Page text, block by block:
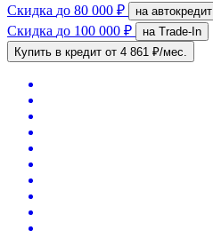
Скидка до 80 000 ₽ на автокредит
Скидка до 100 000 ₽
на Trade-In
Купить в кредит от 4 861 ₽/мес.